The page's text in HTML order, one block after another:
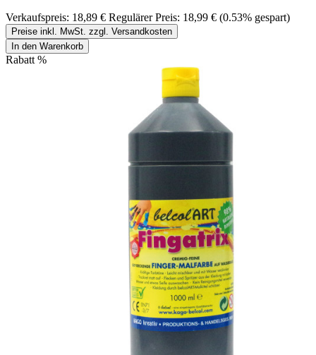
Verkaufspreis: 18,89 € Regulärer Preis: 18,99 € (0.53% gespart)
Preise inkl. MwSt. zzgl. Versandkosten
In den Warenkorb
Rabatt %